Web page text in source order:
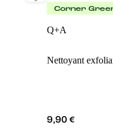
Corner
Q+A
Nettoyant
9,90 €